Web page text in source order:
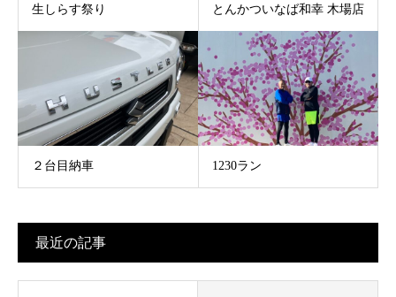
生しらす祭り とんかついなば和幸 木場店
２台目納車 1230ラン
最近の記事